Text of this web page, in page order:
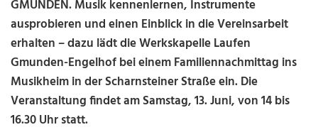
GMUNDEN. Musik kennenlernen, Instrumente
ausprobieren und einen Einblick in die Vereinsarbeit
erhalten – dazu lädt die Werkskapelle Laufen
Gmunden-Engelhof bei einem Familiennachmittag ins
Musikheim in der Scharnsteiner Straße ein. Die
Veranstaltung findet am Samstag, 13. Juni, von 14 bis
16.30 Uhr statt.